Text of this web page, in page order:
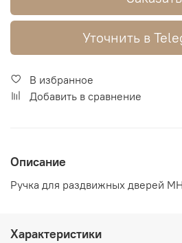
Уточнить в
В избранное
Добавить в сравнение
Описание
Ручка для раздвижных дверей
Характеристики